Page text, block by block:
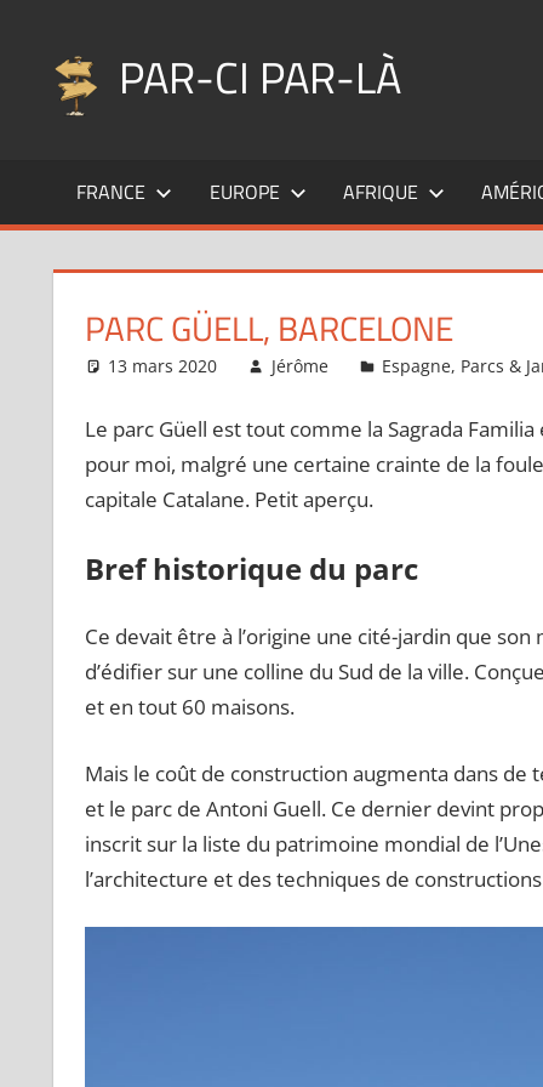
contenu
PAR-CI PAR-LÀ
fil
pérégrinations
FRANCE EUROPE AFRIQUE
PARC GÜELL, BARCELONE
13 mars 2020 Jérôme Espagne, Parcs &
Le parc Güell est tout comme la Sagrada
pour moi, malgré une certaine crainte de la
capitale Catalane. Petit aperçu.
Bref historique du parc
Ce devait être à l’origine une cité-jardin que
d’édifier sur une colline du Sud de la ville.
et en tout 60 maisons.
Mais le coût de construction augmenta dans
et le parc de Antoni Guell. Ce dernier devint
inscrit sur la liste du patrimoine mondial de
l’architecture et des techniques de